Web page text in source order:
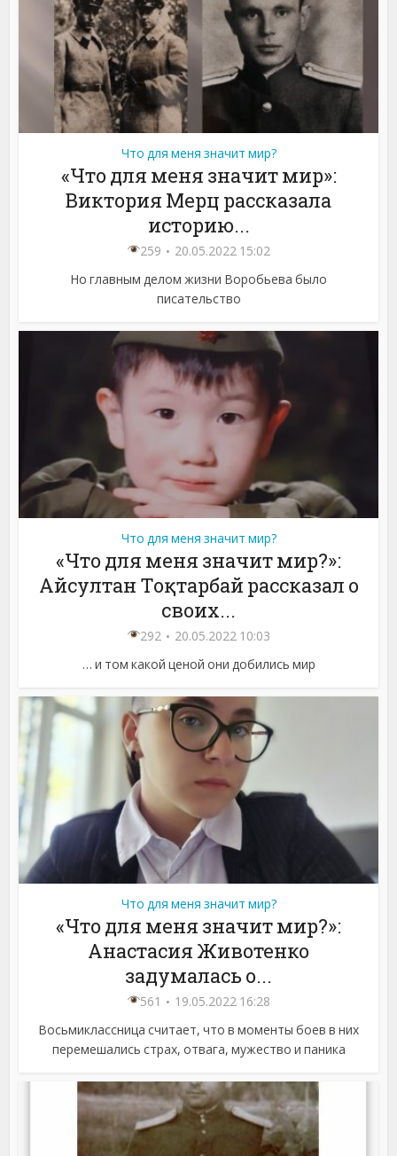
Что для меня значит мир?
«Что для меня значит мир»:
Виктория Мерц рассказала
историю...
259
20.05.2022 15:02
Но главным делом жизни Воробьева было
писательство
Что для меня значит мир?
«Что для меня значит мир?»:
Айсултан Тоқтарбай рассказал о
своих...
292
20.05.2022 10:03
… и том какой ценой они добились мир
Что для меня значит мир?
«Что для меня значит мир?»:
Анастасия Животенко
задумалась о...
561
19.05.2022 16:28
Восьмиклассница считает, что в моменты боев в них
перемешались страх, отвага, мужество и паника